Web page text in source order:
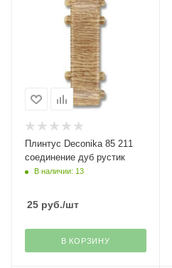
Плинтус Deconika 85 211
соединение дуб рустик
В наличии: 13
25 руб./шт
В КОРЗИНУ